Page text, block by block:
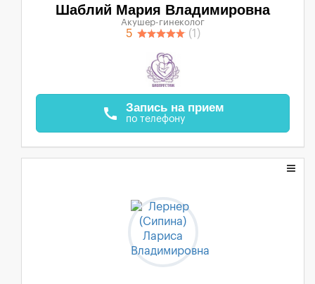
Шаблий Мария Владимировна
Акушер-гинеколог
5 (1)
call Запись на прием
по телефону